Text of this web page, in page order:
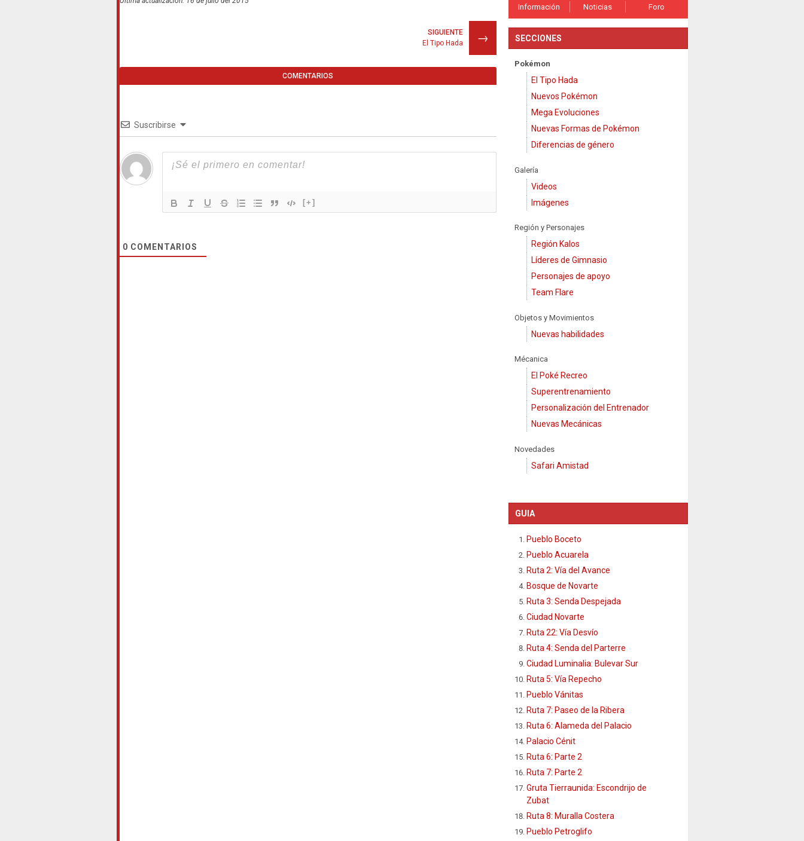
→
SIGUIENTE
El Tipo Hada
COMENTARIOS
Suscribirse
[+]
0 COMENTARIOS
Información Noticias Foro
SECCIONES
Pokémon
El Tipo Hada
Nuevos Pokémon
Mega Evoluciones
Nuevas Formas de Pokémon
Diferencias de género
Galería
Videos
Imágenes
Región y Personajes
Región Kalos
Líderes de Gimnasio
Personajes de apoyo
Team Flare
Objetos y Movimientos
Nuevas habilidades
Mécanica
El Poké Recreo
Superentrenamiento
Personalización del Entrenador
Nuevas Mecánicas
Novedades
Safari Amistad
GUIA
Pueblo Boceto
Pueblo Acuarela
Ruta 2: Vía del Avance
Bosque de Novarte
Ruta 3: Senda Despejada
Ciudad Novarte
Ruta 22: Vía Desvío
Ruta 4: Senda del Parterre
Ciudad Luminalia: Bulevar Sur
Ruta 5: Vía Repecho
Pueblo Vánitas
Ruta 7: Paseo de la Ribera
Ruta 6: Alameda del Palacio
Palacio Cénit
Ruta 6: Parte 2
Ruta 7: Parte 2
Gruta Tierraunida: Escondrijo de
Zubat
Ruta 8: Muralla Costera
Pueblo Petroglifo